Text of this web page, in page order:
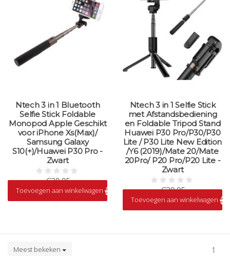
Ntech 3 in 1 Bluetooth
Selfie Stick Foldable
Monopod Apple Geschikt
voor iPhone Xs(Max)/
Samsung Galaxy
S10(+)/Huawei P30 Pro -
Zwart
€29,95
Op voorraad
Toevoegen aan winkelwagen
Ntech 3 in 1 Selfie Stick
met Afstandsbediening
en Foldable Tripod Stand
Huawei P30 Pro/P30/P30
Lite / P30 Lite New Edition
/Y6 (2019)/Mate 20/Mate
20Pro/ P20 Pro/P20 Lite -
Zwart
€29,95
Op voorraad
Toevoegen aan winkelwagen
Meest bekeken 1